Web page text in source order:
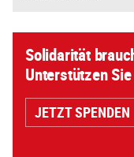
Solidarität
Unterstützen
JETZT SPENDEN